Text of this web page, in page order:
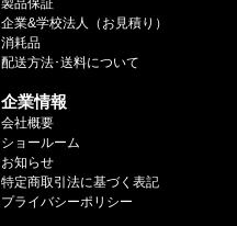
製品保証
企業&学校法人（お見積り）
消耗品
配送方法･送料について
企業情報
会社概要
ショールーム
お知らせ
特定商取引法に基づく表記
プライバシーポリシー